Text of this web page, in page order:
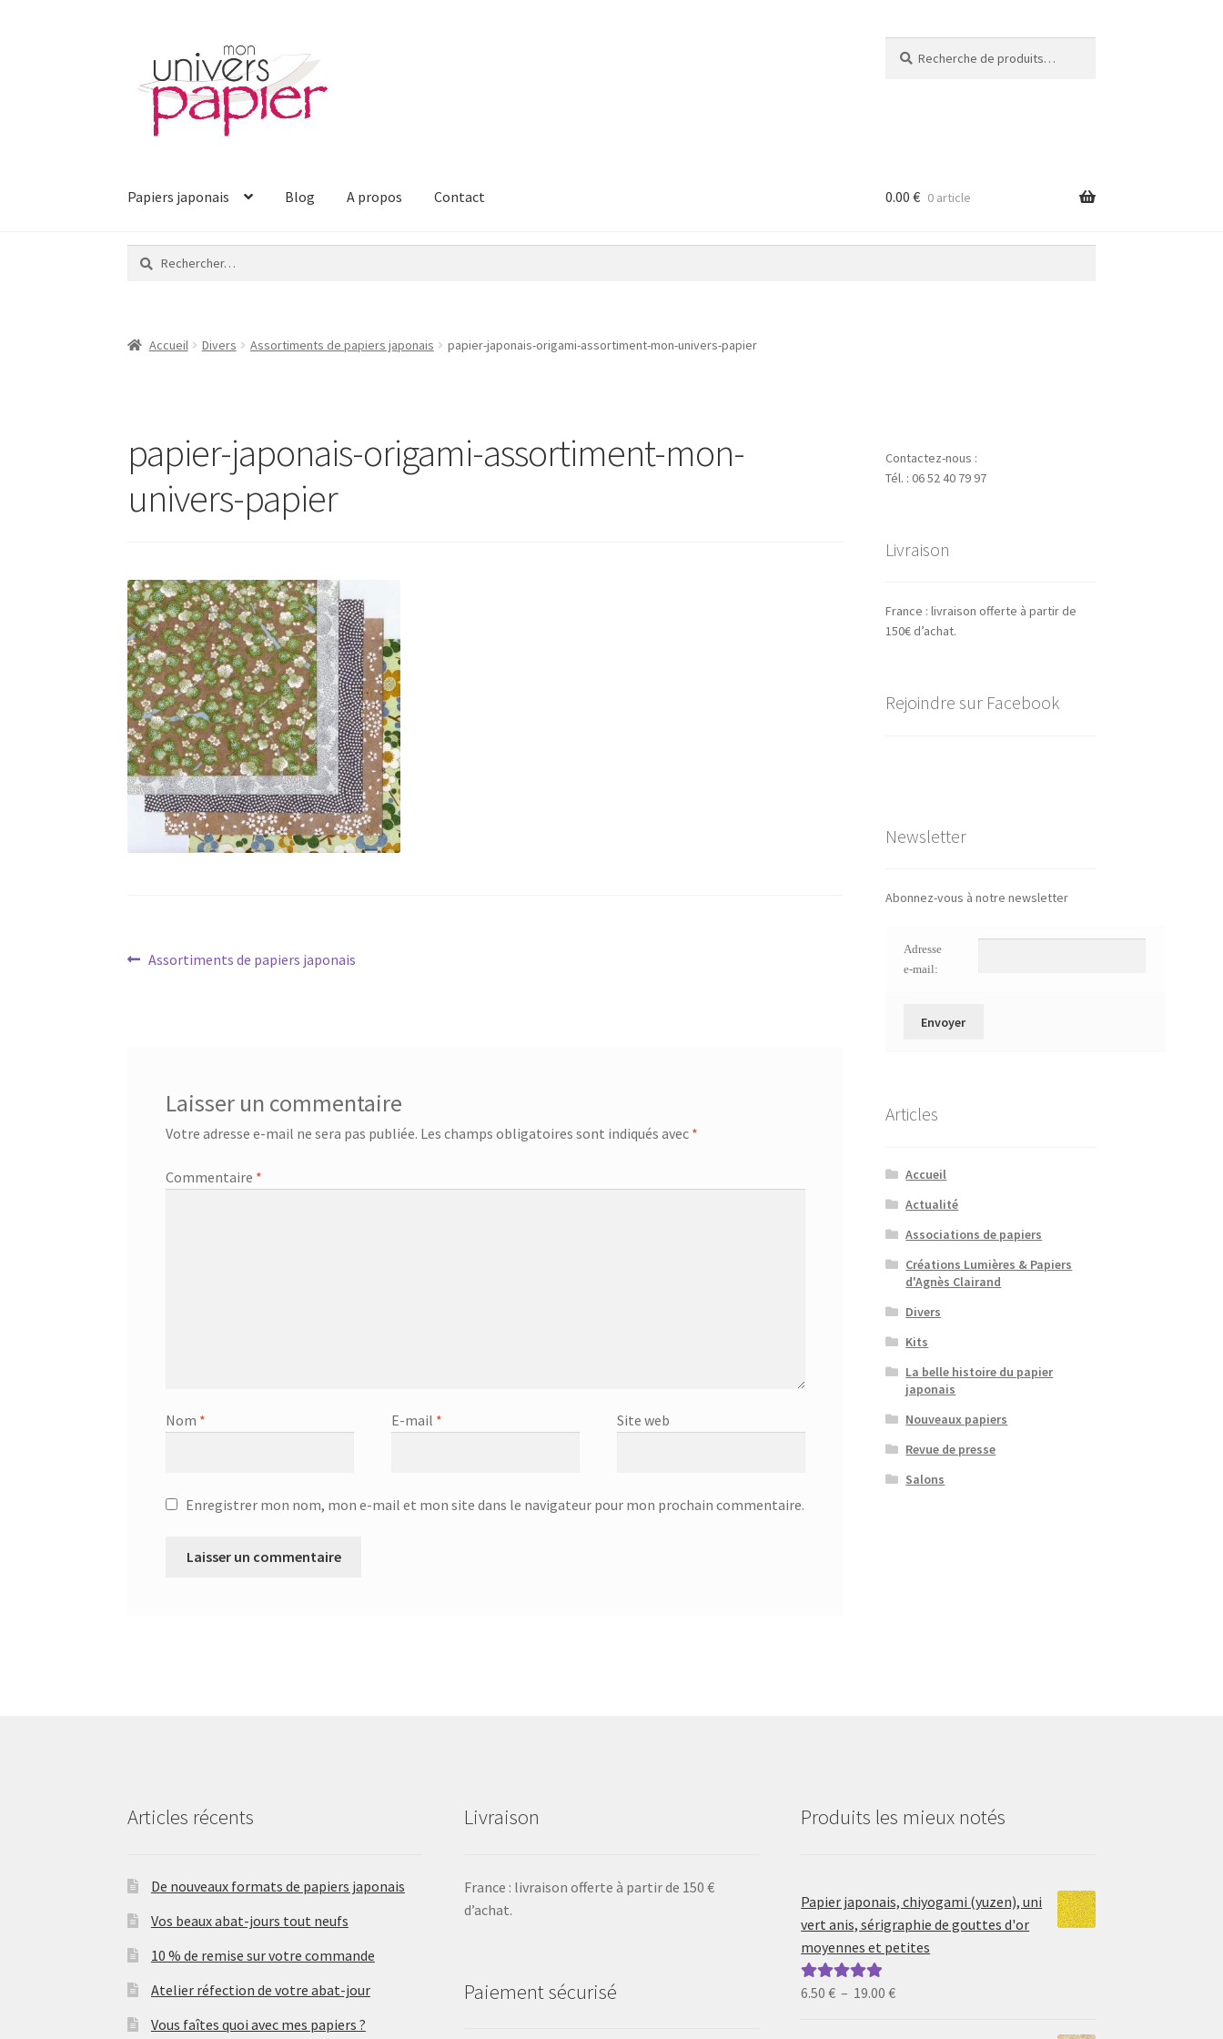
la
navigation
contenu
pour :
Papiers japonais Blog A propos Contact 0.00 € 0 article
Rechercher :
Accueil Divers Assortiments de papiers japonais papier-japonais-origami-assortiment-mon-univers-papier
papier-japonais-origami-assortiment-mon-
univers-papier
Navigation
Article
Assortiments de papiers japonais
Laisser un commentaire
Votre adresse e-mail ne sera pas publiée. Les champs obligatoires sont indiqués avec *
Commentaire *
Nom * E-mail * Site web
Enregistrer mon nom, mon e-mail et mon site dans le navigateur pour mon prochain commentaire.
Contactez-nous :
Tél. : 06 52 40 79 97
Livraison
France : livraison offerte à partir de
150€ d’achat.
Rejoindre sur Facebook
Newsletter
Abonnez-vous à notre newsletter
Adresse
e-mail:
Articles
Accueil
Actualité
Associations de papiers
Créations Lumières & Papiers
d'Agnès Clairand
Divers
Kits
La belle histoire du papier
japonais
Nouveaux papiers
Revue de presse
Salons
Articles récents
De nouveaux formats de papiers japonais
Vos beaux abat-jours tout neufs
10 % de remise sur votre commande
Atelier réfection de votre abat-jour
Vous faîtes quoi avec mes papiers ?
Livraison
France : livraison offerte à partir de 150 €
d’achat.
Paiement sécurisé
Produits les mieux notés
Papier japonais, chiyogami (yuzen), uni
vert anis, sérigraphie de gouttes d'or
moyennes et petites
Note5.00sur
6.50€ – 19.00€Plage